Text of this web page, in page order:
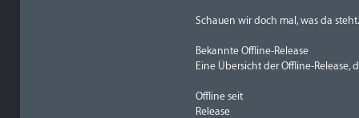
Schauen wir doch mal, was da
Bekannte Offline-Release
Eine Übersicht der Offline-
Offline seit
Release